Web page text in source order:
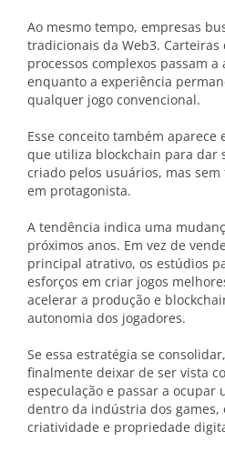
Ao mesmo tempo, empresas
tradicionais da Web3. Carteiras
processos complexos passam
enquanto a experiência
qualquer jogo convencional.
Esse conceito também aparece
que utiliza blockchain para dar
criado pelos usuários, mas
em protagonista.
A tendência indica uma
próximos anos. Em vez de
principal atrativo, os estúdios
esforços em criar jogos
acelerar a produção e
autonomia dos jogadores.
Se essa estratégia se
finalmente deixar de ser vista
especulação e passar a ocupar
dentro da indústria dos games,
criatividade e propriedade